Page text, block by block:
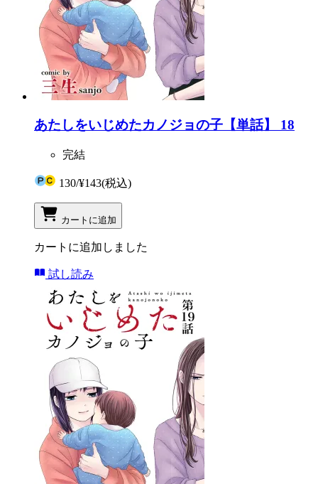
あたしをいじめたカノジョの子【単話】 18
完結
130/¥143(税込)
カートに追加
カートに追加しました
試し読み